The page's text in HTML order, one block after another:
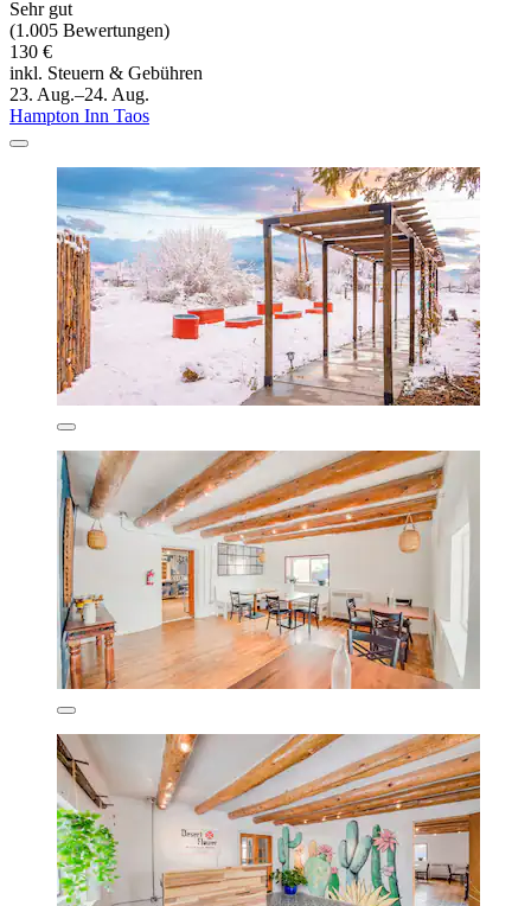
Sehr gut
(1.005 Bewertungen)
130 €
inkl. Steuern & Gebühren
23. Aug.–24. Aug.
Hampton Inn Taos